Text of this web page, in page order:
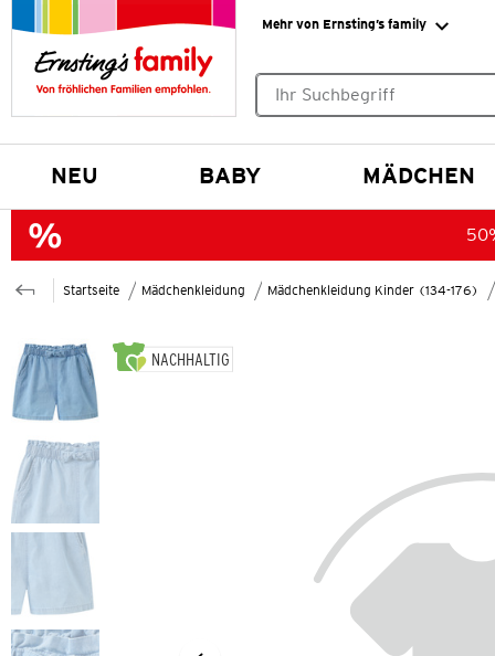
Mehr von Ernsting’s family
NEU BABY MÄDCHEN
Startseite Mädchenkleidung Mädchenkleidung Kinder (134-176)
NACHHALTIG